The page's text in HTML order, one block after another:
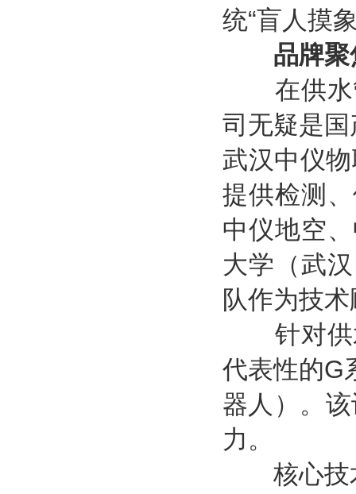
统“盲人摸
品牌
在供水管
司无疑是
武汉中仪
提供检测
中仪地空
大学（武
队作为技
针对供水
代表性的G
器人）。
力。
核心技